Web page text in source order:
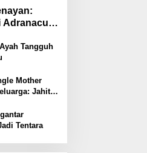
Adranacus
Tangguh
Mother
Jahit
Tentara